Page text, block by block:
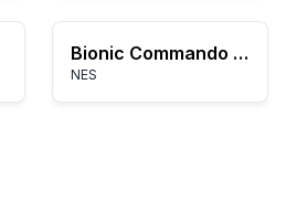
Bionic Commando (Europe)
NES